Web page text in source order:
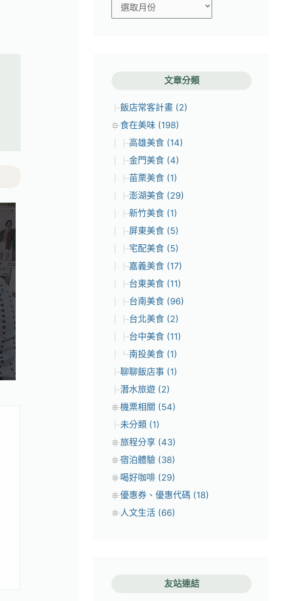
章
文章分類
飯店常客計畫 (2)
食在美味 (198)
高雄美食 (14)
金門美食 (4)
苗栗美食 (1)
澎湖美食 (29)
新竹美食 (1)
屏東美食 (5)
宅配美食 (5)
嘉義美食 (17)
台東美食 (11)
台南美食 (96)
台北美食 (2)
台中美食 (11)
南投美食 (1)
聊聊飯店事 (1)
潛水旅遊 (2)
機票相關 (54)
未分類 (1)
旅程分享 (43)
宿泊體驗 (38)
喝好咖啡 (29)
優惠券、優惠代碼 (18)
人文生活 (66)
友站連結